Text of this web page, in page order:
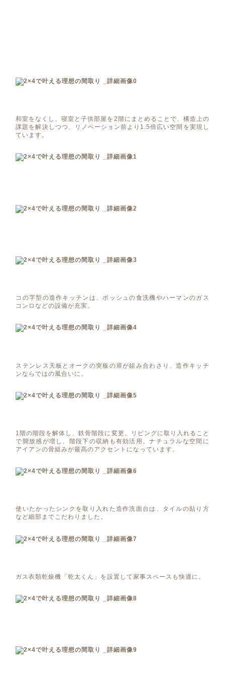
和室をなくし、寝室と子供部屋を2階にまとめることで、構造上の
課題を解決しつつ、リノベーション前より1.5倍広い空間を実現し
ています。
コの字型の造作キッチンは、ボッシュの食洗機やハーマンのガス
コンロなどの設備が充実。
ステンレス天板とオークの突板の扉が組み合わさり、造作キッチ
ンならではの風合いに。
1階の階段を解体し、鉄骨階段に変更。リビングに取り入れること
で開放感が増し、階段下の収納も有効活用。ナチュラルな空間に
アイアンの骨組みが最高のアクセントになっています。
使いたかったシンクを取り入れた造作洗面台は、タイルの貼り方
など細部までこだわりました。
ガス衣類乾燥機「乾太くん」を設置して家事スペースも快適に。